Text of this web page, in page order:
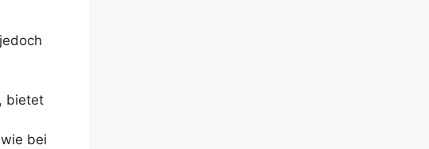
bietet
bei